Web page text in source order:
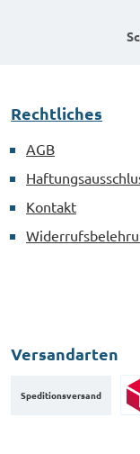
Rechtliches
AGB
Kontakt
Versandarten
Speditionsversand